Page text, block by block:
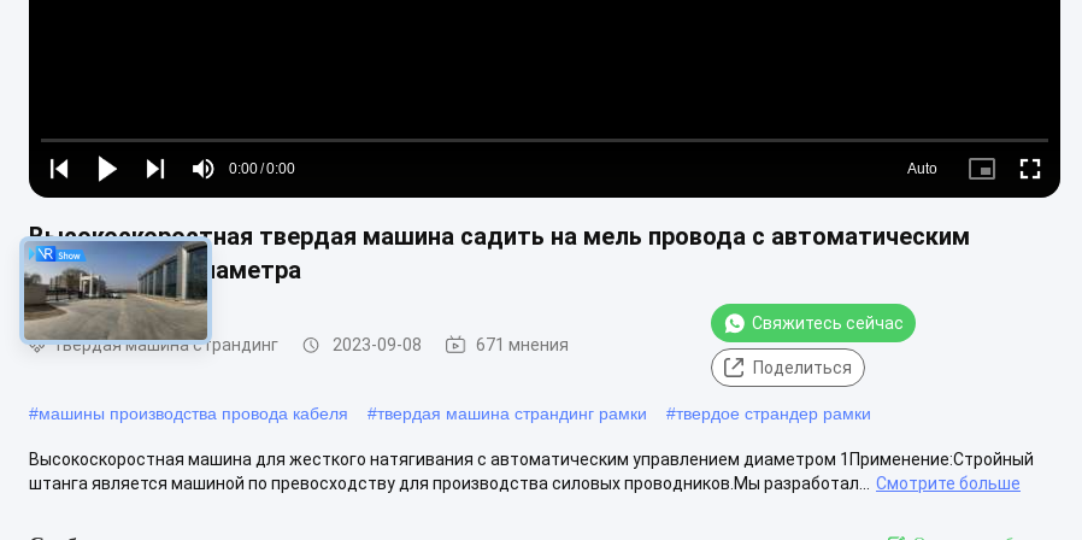
Play
Play
Play
Mute
Time
0:00/0:00
Loaded:
0%
Auto
Picture- Fullscreen
Высокоскоростная твердая машина садить на мель провода с автоматическим
управлением диаметра
твердая машина страндинг 2023-09-08 671 мнения
Свяжитесь сейчас
Поделиться
#машины производства провода кабеля #твердая машина страндинг рамки #твердое страндер рамки
Высокоскоростная машина для жесткого натягивания с автоматическим управлением диаметром 1Применение:Стройный
штанга является машиной по превосходству для производства силовых проводников.Мы разработал...
Смотрите больше